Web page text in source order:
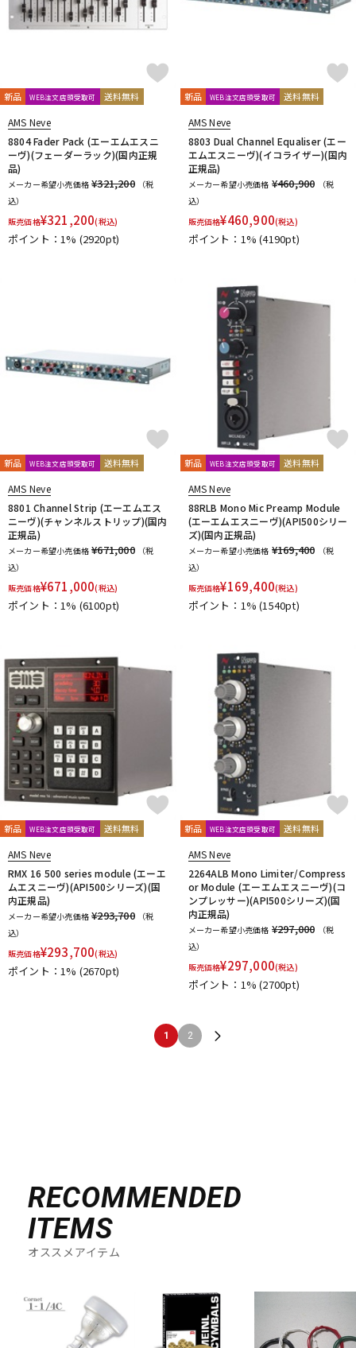
新品 WEB注文店頭受取可 送料無料
AMS Neve
8804 Fader Pack (エーエムエスニ
ーヴ)(フェーダーラック)(国内正規
品)
メーカー希望小売価格 ¥321,200
（税
込）
販売価格¥321,200(税込)
ポイント：1% (2920pt)
新品 WEB注文店頭受取可 送料無料
AMS Neve
8803 Dual Channel Equaliser (エー
エムエスニーヴ)(イコライザー)(国内
正規品)
メーカー希望小売価格 ¥460,900
（税
込）
販売価格¥460,900(税込)
ポイント：1%(4190pt)
新品 WEB注文店頭受取可 送料無料
AMS Neve
8801 Channel Strip (エーエムエス
ニーヴ)(チャンネルストリップ)(国内
正規品)
メーカー希望小売価格 ¥671,000
（税
込）
販売価格¥671,000(税込)
ポイント：1% (6100pt)
新品 WEB注文店頭受取可 送料無料
AMS Neve
88RLB Mono Mic Preamp Module
(エーエムエスニーヴ)(API500シリー
ズ)(国内正規品)
メーカー希望小売価格 ¥169,400
（税
込）
販売価格¥169,400(税込)
ポイント：1%(1540pt)
新品 WEB注文店頭受取可 送料無料
AMS Neve
RMX 16 500 series module (エーエ
ムエスニーヴ)(API500シリーズ)(国
内正規品)
メーカー希望小売価格 ¥293,700
（税
込）
販売価格¥293,700(税込)
ポイント：1% (2670pt)
新品 WEB注文店頭受取可 送料無料
AMS Neve
2264ALB Mono Limiter/Compress
or Module (エーエムエスニーヴ)(コ
ンプレッサー)(API500シリーズ)(国
内正規品)
メーカー希望小売価格 ¥297,000
（税
込）
販売価格¥297,000(税込)
ポイント：1%(2700pt)
1 2
RECOMMENDED
ITEMS
オススメアイテム